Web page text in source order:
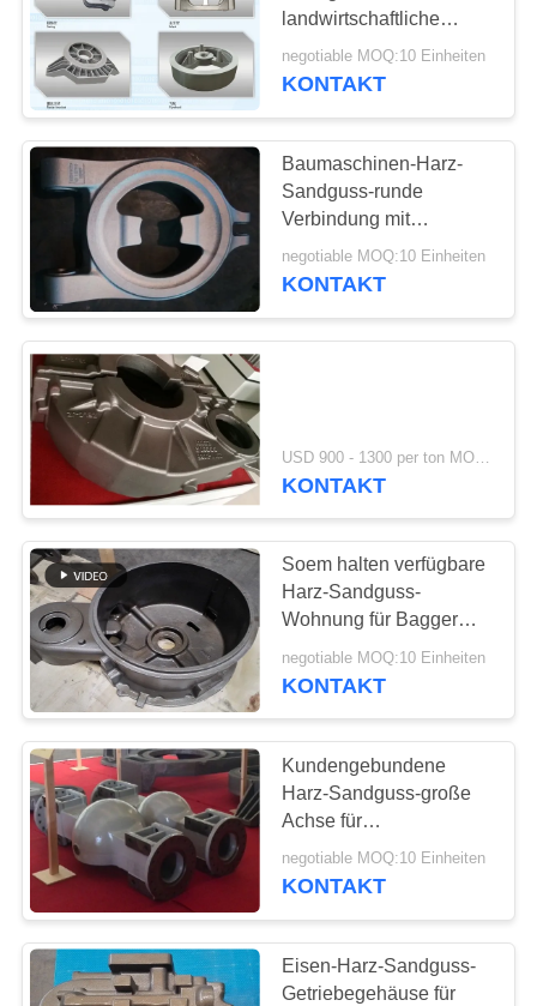
QUALITÄTSKONTROLLE
TRETEN
SIE
MIT
VERBINDUNG
NACHRICHTEN
FORDERN
SIE
EIN
ZITAT
SITEMAP
PRIVACY
POLICY
landwirtschaftliche
Maschinerie ISO-
Zertifikat
negotiable MOQ:10 Einheiten
KONTAKT
Baumaschinen-Harz-
Sandguss-runde
Verbindung mit
Strahlenen-Oberfläche
negotiable MOQ:10 Einheiten
KONTAKT
KONTAKT
Soem halten verfügbare
Harz-Sandguss-
Wohnung für Bagger
instand
negotiable MOQ:10 Einheiten
KONTAKT
Kundengebundene
Harz-Sandguss-große
Achse für
landwirtschaftliche
Maschinerie
negotiable MOQ:10 Einheiten
KONTAKT
Eisen-Harz-Sandguss-
Getriebegehäuse für